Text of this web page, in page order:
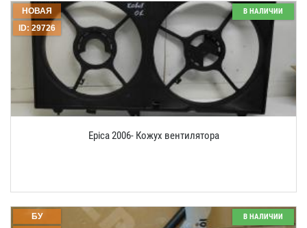
Epica 2006- Кожух вентилятора
ID: 29726
НОВАЯ В НАЛИЧИИ
БУ В НАЛИЧИИ